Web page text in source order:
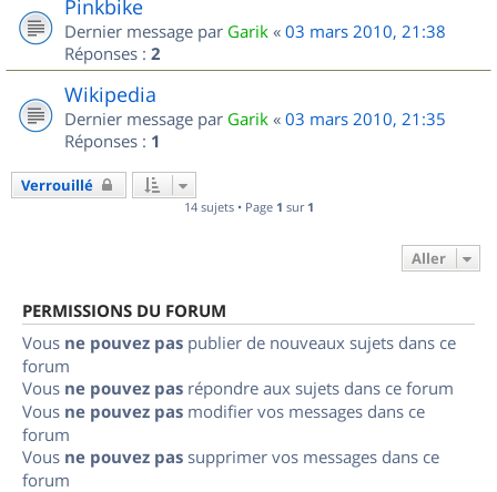
Pinkbike
Dernier message par Garik « 03 mars 2010, 21:38
Réponses : 2
Wikipedia
Dernier message par Garik « 03 mars 2010, 21:35
Réponses : 1
Verrouillé
14 sujets • Page 1 sur 1
Aller
PERMISSIONS DU FORUM
Vous ne pouvez pas publier de nouveaux sujets dans ce
forum
Vous ne pouvez pas répondre aux sujets dans ce forum
Vous ne pouvez pas modifier vos messages dans ce
forum
Vous ne pouvez pas supprimer vos messages dans ce
forum